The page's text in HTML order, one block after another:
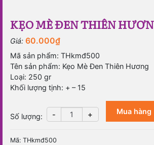
KẸO MÈ ĐEN THIÊN
Giá: 60.000₫
Mã sản phẩm: THkmđ500
Tên sản phẩm: Kẹo Mè Đen Thiên Hương
Loại: 250 gr
Khối lượng tịnh: + – 15
Số lượng: -
Kẹo
mè
+ Mua hàng
Mã: THkmđ500